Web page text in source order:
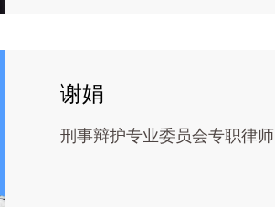
谢娟
刑事辩护专业委员会专职律师